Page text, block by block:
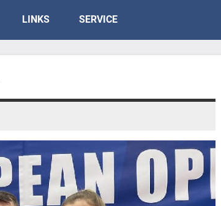
LINKS SERVICE